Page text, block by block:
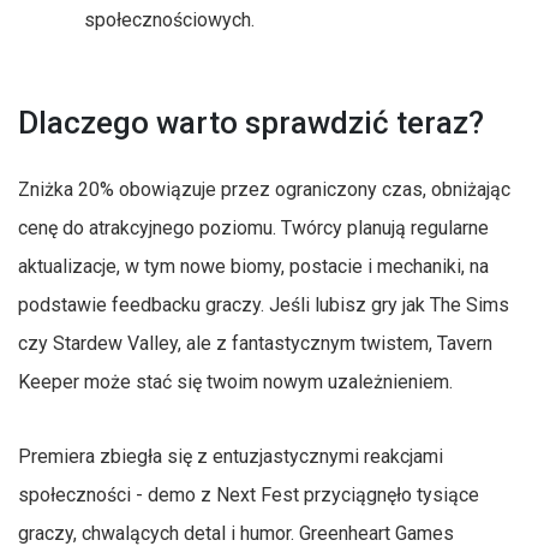
społecznościowych.
Dlaczego warto sprawdzić teraz?
Zniżka 20% obowiązuje przez ograniczony czas, obniżając
cenę do atrakcyjnego poziomu. Twórcy planują regularne
aktualizacje, w tym nowe biomy, postacie i mechaniki, na
podstawie feedbacku graczy. Jeśli lubisz gry jak The Sims
czy Stardew Valley, ale z fantastycznym twistem, Tavern
Keeper może stać się twoim nowym uzależnieniem.
Premiera zbiegła się z entuzjastycznymi reakcjami
społeczności - demo z Next Fest przyciągnęło tysiące
graczy, chwalących detal i humor. Greenheart Games